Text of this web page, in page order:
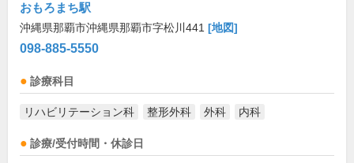
おもろまち駅
沖縄県那覇市沖縄県那覇市字松川441 [地図]
098-885-5550
診療科目
リハビリテーション科 整形外科 外科 内科
診療/受付時間・休診日